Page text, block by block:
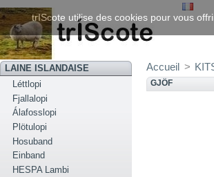
LAINE ISLANDAISE
Léttlopi
Fjallalopi
Álafosslopi
Plötulopi
Hosuband
Einband
HESPA Lambi
Accueil >
GJÖF
trIScote utilise des cookies pour vous